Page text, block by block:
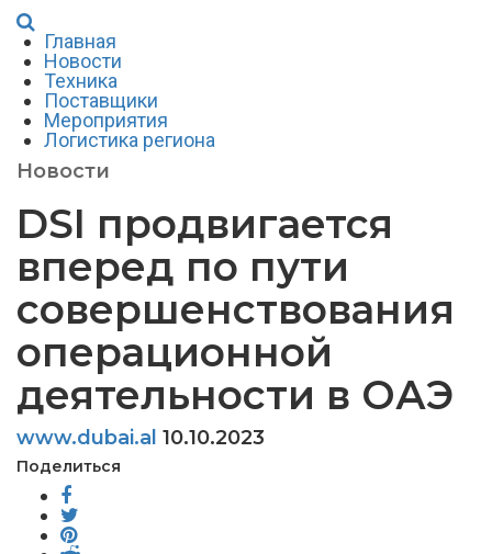
Главная
Новости
Техника
Поставщики
Мероприятия
Логистика региона
Новости
DSI продвигается
вперед по пути
совершенствования
операционной
деятельности в ОАЭ
www.dubai.al 10.10.2023
Поделиться